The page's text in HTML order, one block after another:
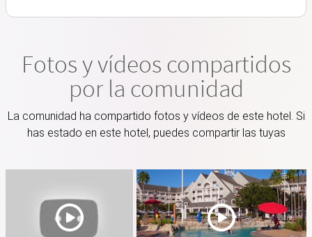
Fotos y vídeos compartidos
por la comunidad
La comunidad ha compartido fotos y vídeos de este hotel. Si
has estado en este hotel, puedes compartir las tuyas